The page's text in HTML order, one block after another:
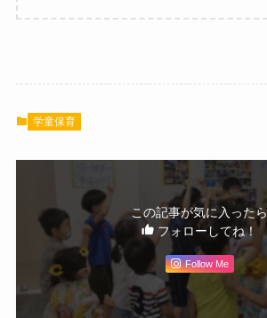
学童保育
この記事が気に入ったら
フォローしてね！
Follow Me